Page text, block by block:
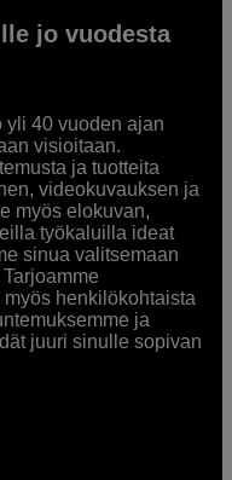
jo vuodesta
yli 40 vuoden ajan
visioitaan.
ja tuotteita
videokuvauksen ja
myös elokuvan,
työkaluilla ideat
sinua valitsemaan
henkilökohtaista
ja
juuri sinulle sopivan